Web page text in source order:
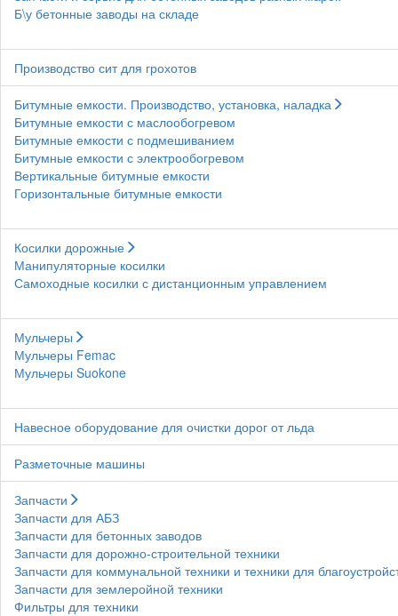
Б\у бетонные заводы на складе
Производство сит для грохотов
Битумные емкости. Производство, установка, наладка
Битумные емкости с маслообогревом
Битумные емкости с подмешиванием
Битумные емкости с электрообогревом
Вертикальные битумные емкости
Горизонтальные битумные емкости
Косилки дорожные
Манипуляторные косилки
Самоходные косилки с дистанционным управлением
Мульчеры
Мульчеры Femac
Мульчеры Suokone
Навесное оборудование для очистки дорог от льда
Разметочные машины
Запчасти
Запчасти для АБЗ
Запчасти для бетонных заводов
Запчасти для дорожно-строительной техники
Запчасти для коммунальной техники и техники для
Запчасти для землеройной техники
Фильтры для техники